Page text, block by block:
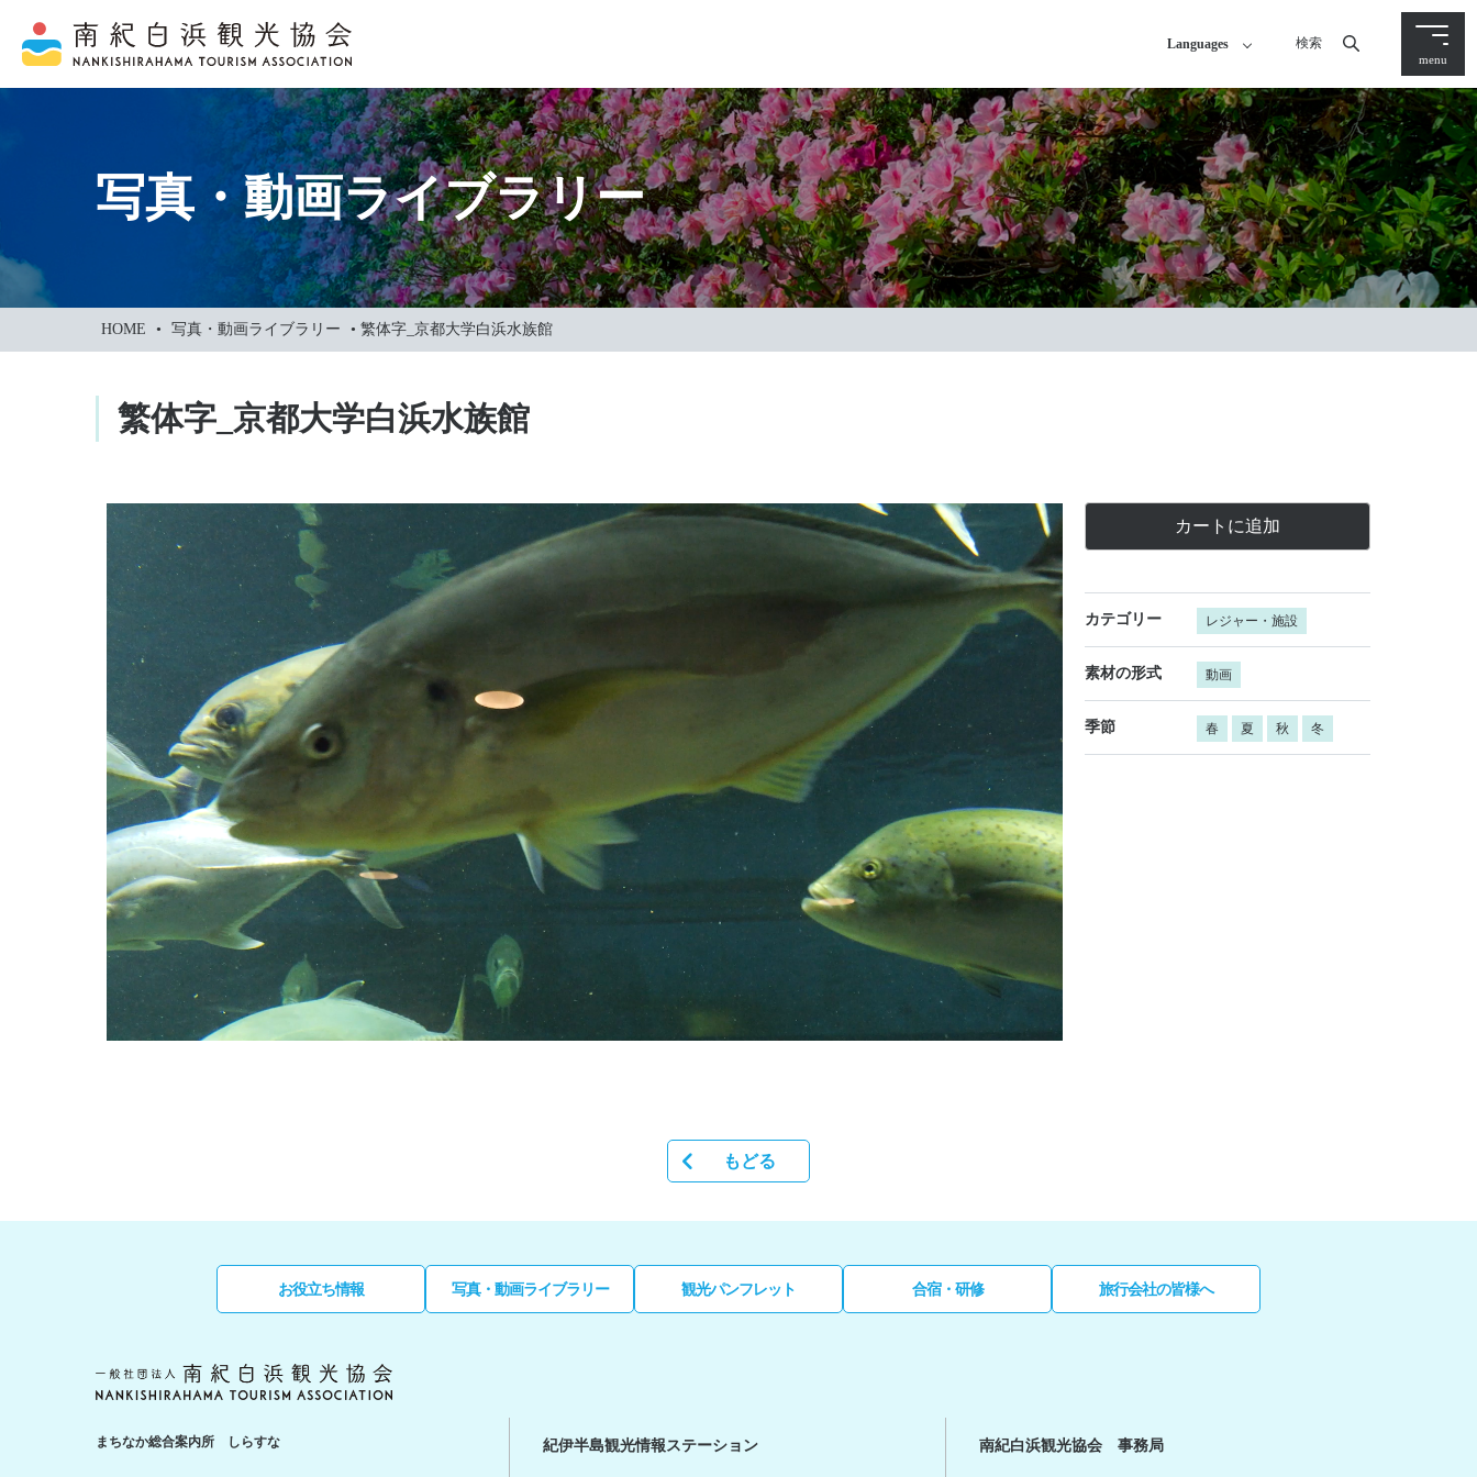
Languages 検索
menu
写真・動画ライブラリー
HOME • 写真・動画ライブラリー • 繁体字_京都大学白浜水族館
繁体字_京都大学白浜水族館
カートに追加
カテゴリー レジャー・施設
素材の形式 動画
季節 春 夏 秋 冬
もどる
お役立ち情報 写真・動画ライブラリー 観光パンフレット 合宿・研修 旅行会社の皆様へ
まちなか総合案内所 しらすな 紀伊半島観光情報ステーション 南紀白浜観光協会 事務局